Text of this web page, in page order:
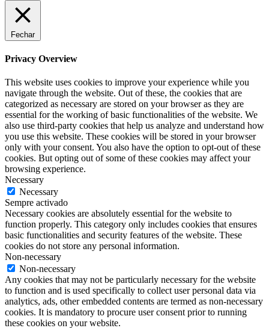
Fechar
Privacy Overview
This website uses cookies to improve your experience while you
navigate through the website. Out of these, the cookies that are
categorized as necessary are stored on your browser as they are
essential for the working of basic functionalities of the website. We
also use third-party cookies that help us analyze and understand how
you use this website. These cookies will be stored in your browser
only with your consent. You also have the option to opt-out of these
cookies. But opting out of some of these cookies may affect your
browsing experience.
Necessary
Necessary
Sempre activado
Necessary cookies are absolutely essential for the website to
function properly. This category only includes cookies that ensures
basic functionalities and security features of the website. These
cookies do not store any personal information.
Non-necessary
Non-necessary
Any cookies that may not be particularly necessary for the website
to function and is used specifically to collect user personal data via
analytics, ads, other embedded contents are termed as non-necessary
cookies. It is mandatory to procure user consent prior to running
these cookies on your website.